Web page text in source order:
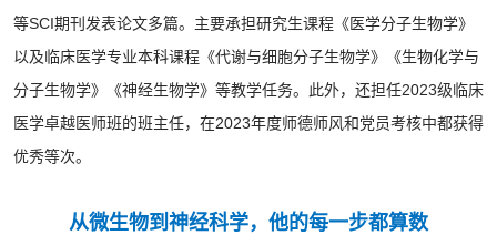
等SCI期刊发表论文多篇。主要承担研究生课程《医学分子生物学》
以及临床医学专业本科课程《代谢与细胞分子生物学》《生物化学与
分子生物学》《神经生物学》等教学任务。此外，还担任2023级临床
医学卓越医师班的班主任，在2023年度师德师风和党员考核中都获得
优秀等次。
从微生物到神经科学，他的每一步都算数